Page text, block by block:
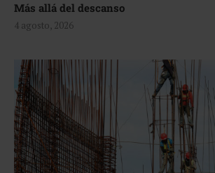
Más allá del descanso
4 agosto, 2026